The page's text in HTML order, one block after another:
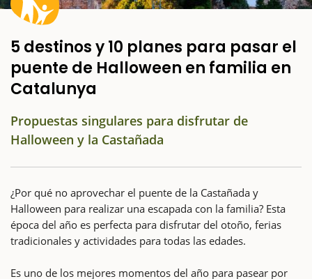
5 destinos y 10 planes para pasar el
puente de Halloween en familia en
Catalunya
Propuestas singulares para disfrutar de
Halloween y la Castañada
¿Por qué no aprovechar el puente de la Castañada y
Halloween para realizar una escapada con la familia? Esta
época del año es perfecta para disfrutar del otoño, ferias
tradicionales y actividades para todas las edades.
Es uno de los mejores momentos del año para pasear por